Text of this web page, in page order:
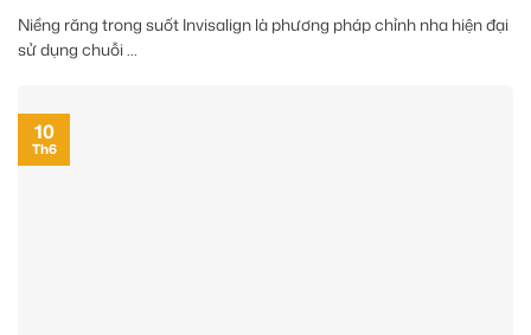
Niềng răng trong suốt Invisalign là phương pháp chỉnh nha hiện đại
sử dụng chuỗi ...
10
Th6